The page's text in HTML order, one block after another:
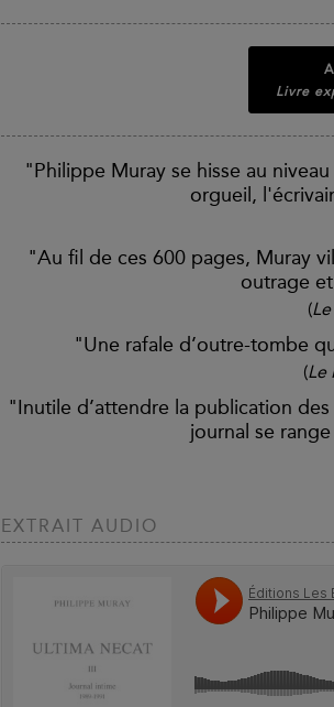
Livre
"Philippe Muray se hisse au
orgueil,
"Au fil de ces 600 pages, Muray
outrage
(
"Une rafale d’outre-tombe
(Le
"Inutile d’attendre la publication
journal se
EXTRAIT AUDIO